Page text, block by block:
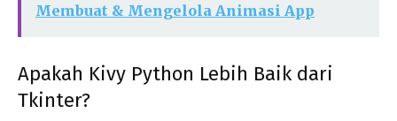
Membuat & Mengelola Animasi App
Apakah Kivy Python Lebih Baik dari
Tkinter?